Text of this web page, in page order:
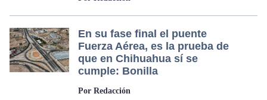
En su fase final el puente
Fuerza Aérea, es la prueba de
que en Chihuahua sí se
cumple: Bonilla
Por Redacción